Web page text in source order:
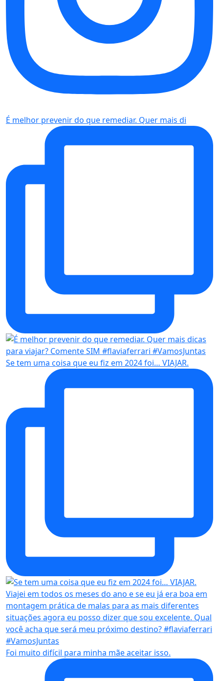
É melhor prevenir do que remediar. Quer mais di
Se tem uma coisa que eu fiz em 2024 foi… VIAJAR.
Foi muito difícil para minha mãe aceitar isso.